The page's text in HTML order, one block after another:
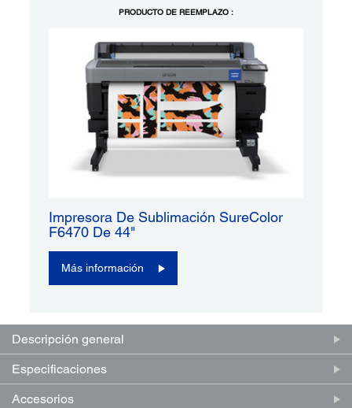
PRODUCTO DE REEMPLAZO :
Impresora De Sublimación SureColor
F6470 De 44"
Más información
Descripción general
Especificaciones
Accesorios